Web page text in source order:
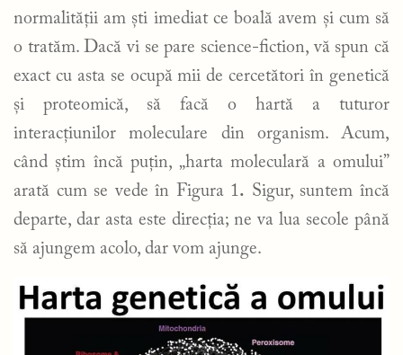
normalității am ști imediat ce boală avem și cum să
o tratăm. Dacă vi se pare science-fiction, vă spun că
exact cu asta se ocupă mii de cercetători în genetică
și proteomică, să facă o hartă a tuturor
interacțiunilor moleculare din organism. Acum,
când știm încă puțin, „harta moleculară a omului”
arată cum se vede în Figura 1. Sigur, suntem încă
departe, dar asta este direcția; ne va lua secole până
să ajungem acolo, dar vom ajunge.